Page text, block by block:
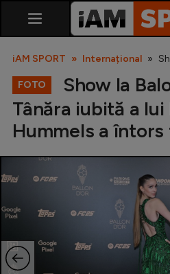
SuperLiga
Cupa României
Echipa Națională
iAM SPORT Internațional
FOTO
Show la
Tânăra iubită a lui
Hummels a